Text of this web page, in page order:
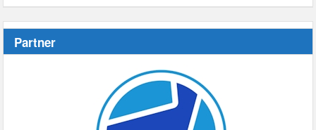
Partner